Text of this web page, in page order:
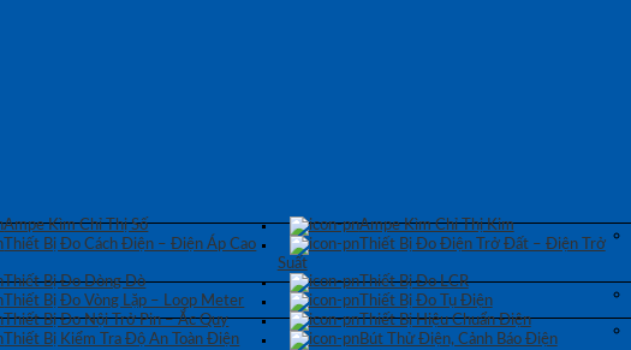
Ampe Kìm Chỉ Thị Số
Ampe Kìm Chỉ Thị Kim
Thiết Bị Đo Cách Điện – Điện Áp Cao
Thiết Bị Đo Điện Trở Đất – Điện Trở
Suất
Thiết Bị Đo Dòng Dò
Thiết Bị Đo LCR
Thiết Bị Đo Vòng Lặp – Loop Meter
Thiết Bị Đo Tụ Điện
Thiết Bị Đo Nội Trở Pin – Ắc Quy
Thiết Bị Hiệu Chuẩn Điện
Thiết Bị Kiểm Tra Độ An Toàn Điện
Bút Thử Điện, Cảnh Báo Điện